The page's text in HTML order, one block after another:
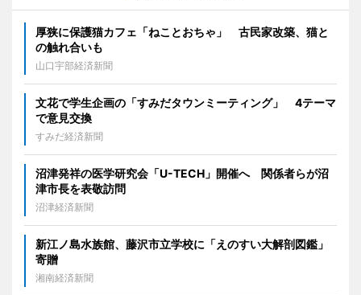
厚狭に保護猫カフェ「ねことおちゃ」 古民家改築、猫と
の触れ合いも
山口宇部経済新聞
文花で学生企画の「すみだタウンミーティング」 4テーマ
で意見交換
すみだ経済新聞
沼津発祥の医学研究会「U-TECH」開催へ 関係者らが沼
津市長を表敬訪問
沼津経済新聞
新江ノ島水族館、藤沢市立学校に「えのすい大解剖図鑑」
寄贈
湘南経済新聞